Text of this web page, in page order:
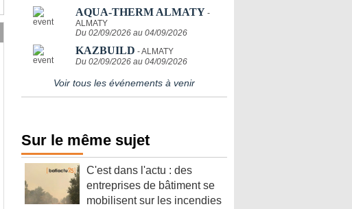
AQUA-THERM ALMATY -
ALMATY
Du 02/09/2026 au 04/09/2026
KAZBUILD - ALMATY
Du 02/09/2026 au 04/09/2026
Voir tous les événements à venir
Sur le même sujet
C'est dans l'actu : des
entreprises de bâtiment se
mobilisent sur les incendies